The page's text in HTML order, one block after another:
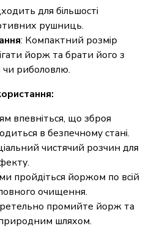
для більшості
рушниць.
: Компактний розмір
йорж та брати його з
риболовлю.
впевніться, що зброя
в безпечному стані.
чистячий розчин для
пройдіться йоржом по всій
очищення.
промийте йорж та
шляхом.